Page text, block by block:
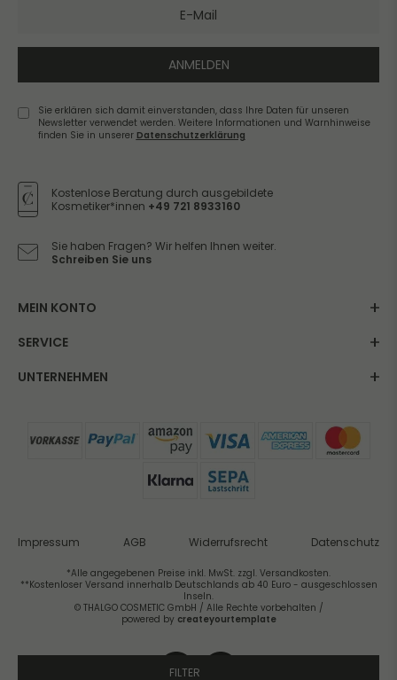
FILTER
ANMELDEN
Sie erklären sich damit einverstanden, dass Ihre Daten für unseren
Newsletter verwendet werden. Weitere Informationen und Warnhinweise
finden Sie in unserer Daten­schutz­erklärung
Kostenlose Beratung durch ausgebildete
Kosmetiker*innen +49 721 8933160
Sie haben Fragen? Wir helfen Ihnen weiter.
Schreiben Sie uns
MEIN KONTO
SERVICE
UNTERNEHMEN
Impressum AGB Widerrufsrecht Datenschutz
*Alle angegebenen Preise inkl. MwSt. zzgl. Versandkosten.
**Kostenloser Versand innerhalb Deutschlands ab 40 Euro - ausgeschlossen
Inseln.
© THALGO COSMETIC GmbH / Alle Rechte vorbehalten /
powered by createyourtemplate